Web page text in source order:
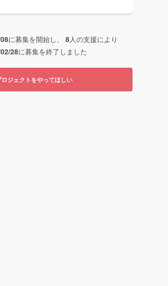
に募集を開始し、 8人の支援により
28に募集を終了しました
ロジェクトをやってほしい